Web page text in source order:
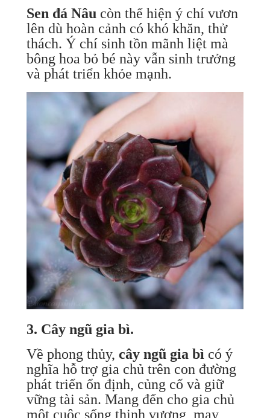
Sen đá Nâu còn thể hiện ý chí vươn
lên dù hoàn cảnh có khó khăn, thử
thách. Ý chí sinh tồn mãnh liệt mà
bông hoa bỏ bé này vẫn sinh trưởng
và phát triển khỏe mạnh.
3. Cây ngũ gia bì.
Về phong thủy, cây ngũ gia bì có ý
nghĩa hỗ trợ gia chủ trên con đường
phát triển ổn định, củng cố và giữ
vững tài sản. Mang đến cho gia chủ
một cuộc sống thịnh vượng, may